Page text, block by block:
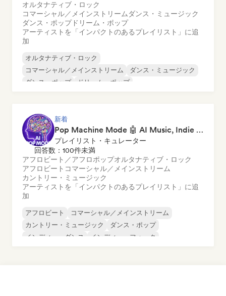
オルタナティブ・ロック
コマーシャル／メインストリーム ダンス・ミュージック
ダンス・ポップドリーム・ポップ
アーティストを「インパクトのあるプレイリスト」に追
加
オルタナティブ・ロック
コマーシャル／メインストリーム
ダンス・ミュージック
ダンス・ポップ
ドリーム・ポップ
新着
Pop Machine Mode 🤖 AI Music, Indie Pop & Dream Pop
プレイリスト・キュレーター
回答数：100件未満
アフロビート／アフロポップオルタナティブ・ロック
アフロビート コマーシャル／メインストリーム
カントリー・ミュージック
アーティストを「インパクトのあるプレイリスト」に追
加
アフロビート
コマーシャル／メインストリーム
カントリー・ミュージック
ダンス・ポップ
インディー・ダンス
インディー・フォーク